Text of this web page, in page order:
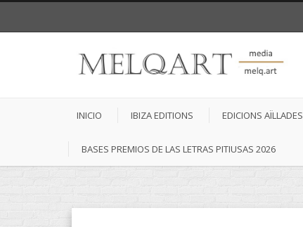
INICIO IBIZA EDITIONS EDICIONS AÏLLADES
BASES PREMIOS DE LAS LETRAS PITIUSAS 2026